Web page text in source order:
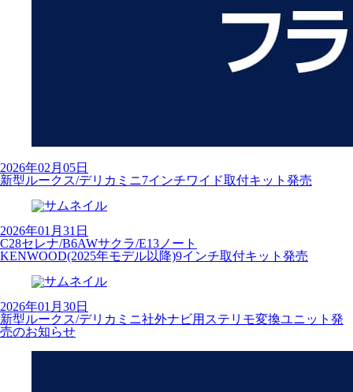
2026年02月05日
新型ルークス/デリカミニ7インチワイド取付キット発売
2026年01月31日
C28セレナ/B6AWサクラ/E13ノート
KENWOOD(2025年モデル以降)9インチ取付キット発売
2026年01月30日
新型ルークス/デリカミニ社外ナビ用ステリモ変換ユニット発
売のお知らせ